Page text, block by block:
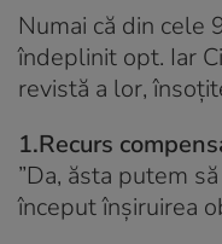
Numai că din cele
îndeplinit opt. Iar
revistă a lor,
1.Recurs
”Da, ăsta putem
început înșiruirea